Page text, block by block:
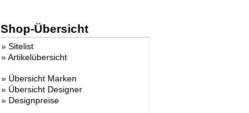
Shop-Übersicht
» Sitelist
»Artikelübersicht
» Übersicht Marken
» Übersicht Designer
» Designpreise